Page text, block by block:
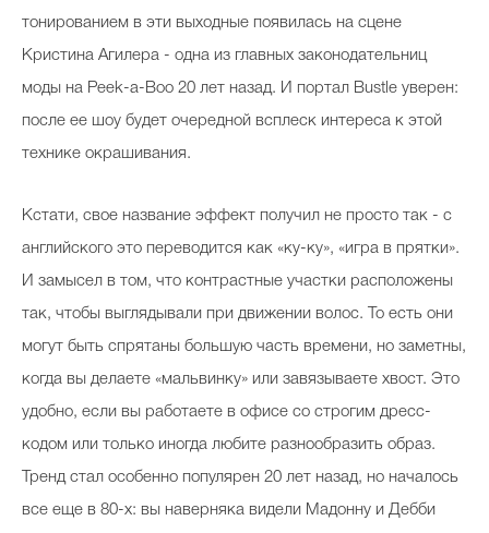
тонированием в эти выходные появилась на сцене
Кристина Агилера - одна из главных законодательниц
моды на Peek-a-Boo 20 лет назад. И портал Bustle уверен:
после ее шоу будет очередной всплеск интереса к этой
технике окрашивания.
Кстати, свое название эффект получил не просто так - с
английского это переводится как «ку-ку», «игра в прятки».
И замысел в том, что контрастные участки расположены
так, чтобы выглядывали при движении волос. То есть они
могут быть спрятаны большую часть времени, но заметны,
когда вы делаете «мальвинку» или завязываете хвост. Это
удобно, если вы работаете в офисе со строгим дресс-
кодом или только иногда любите разнообразить образ.
Тренд стал особенно популярен 20 лет назад, но началось
все еще в 80-х: вы наверняка видели Мадонну и Дебби